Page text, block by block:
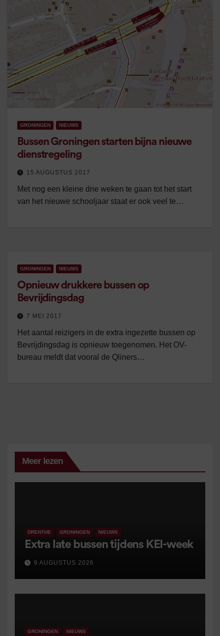
GRONINGEN NIEUWS
Bussen Groningen starten bijna nieuwe
dienstregeling
15 AUGUSTUS 2017
Met nog een kleine drie weken te gaan tot het start
van het nieuwe schooljaar staat er ook veel te…
GRONINGEN NIEUWS
Opnieuw drukkere bussen op
Bevrijdingsdag
7 MEI 2017
Het aantal reizigers in de extra ingezette bussen op
Bevrijdingsdag is opnieuw toegenomen. Het OV-
bureau meldt dat vooral de Qliners…
Meer lezen
DRENTHE GRONINGEN NIEUWS
Extra late bussen tijdens KEI-week
9 AUGUSTUS 2026
GRONINGEN NIEUWS